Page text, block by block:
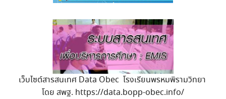
เว็บไซต์สารสนเทศ Data Obec โรงเรียนพรหมพิรามวิทยา
โดย สพฐ. https://data.bopp-obec.info/